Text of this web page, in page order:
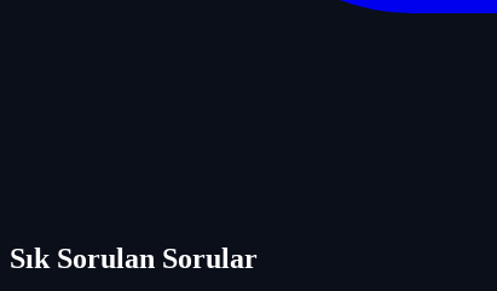
Sık Sorulan Sorular